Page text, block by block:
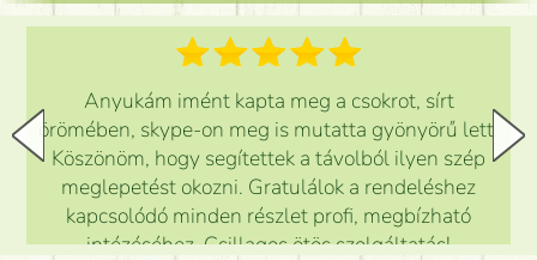
Anyukám imént kapta meg a csokrot, sírt
örömében, skype-on meg is mutatta gyönyörű lett.
Köszönöm, hogy segítettek a távolból ilyen szép
meglepetést okozni. Gratulálok a rendeléshez
kapcsolódó minden részlet profi, megbízható
intézéséhez. Csillagos ötös szolgáltatás!